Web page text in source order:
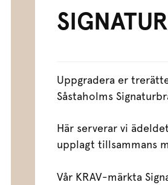
Uppgradera er
Såstaholms
Här serverar vi
upplagt tillsammans
‍Vår KRAV-märkta